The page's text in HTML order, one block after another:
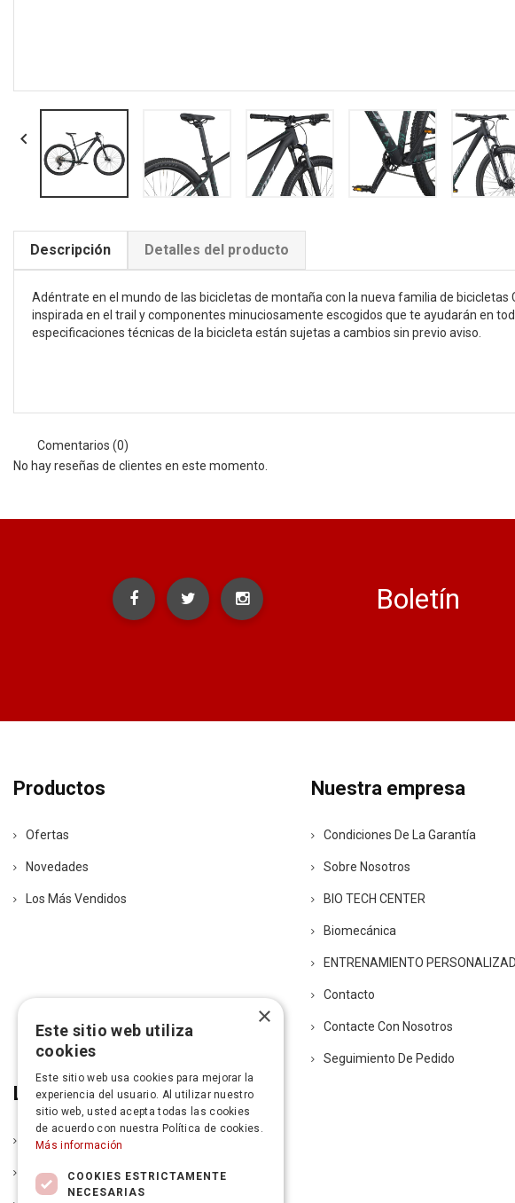

Descripción Detalles del producto
Adéntrate en el mundo de las bicicletas de montaña con la nueva familia de
inspirada en el trail y componentes minuciosamente escogidos que te ayudarán en
especificaciones técnicas de la bicicleta están sujetas a cambios sin previo aviso.
Comentarios (0)
No hay reseñas de clientes en este momento.
Boletín
Productos
Ofertas
Novedades
Los Más Vendidos
Nuestra empresa
Condiciones De La Garantía
Sobre Nosotros
BIO TECH CENTER
Biomecánica
ENTRENAMIENTO
Contacto
Contacte Con Nosotros
Seguimiento De Pedido
Legal
Política De Entrega
Aviso Legal
×
Este sitio web utiliza
cookies
Este sitio web usa cookies para mejorar la
experiencia del usuario. Al utilizar nuestro
sitio web, usted acepta todas las cookies
de acuerdo con nuestra Política de cookies.
Más información
COOKIES ESTRICTAMENTE
NECESARIAS